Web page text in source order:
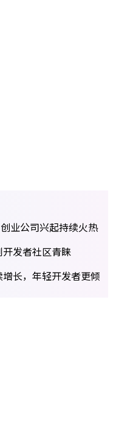
业公司兴起持续火热
发者社区青睐
长，年轻开发者更倾